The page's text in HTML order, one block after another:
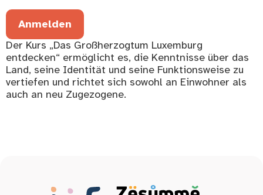
Anmelden
Der Kurs „Das Großherzogtum Luxemburg
entdecken“ ermöglicht es, die Kenntnisse über das
Land, seine Identität und seine Funktionsweise zu
vertiefen und richtet sich sowohl an Einwohner als
auch an neu Zugezogene.